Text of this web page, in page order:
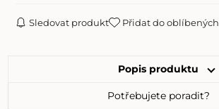
Sledovat produkt Přidat do oblíbených
Popis produktu
Potřebujete poradit?